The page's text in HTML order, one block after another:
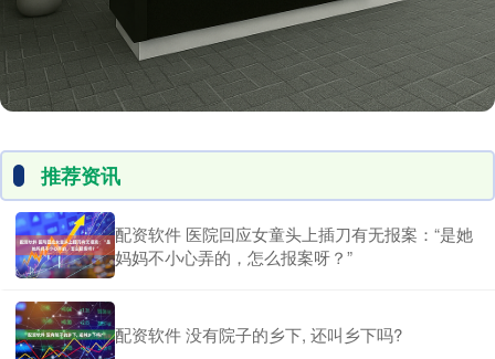
推荐资讯
配资软件 医院回应女童头上插刀有无报案：“是她
妈妈不小心弄的，怎么报案呀？”
配资软件 没有院子的乡下, 还叫乡下吗?